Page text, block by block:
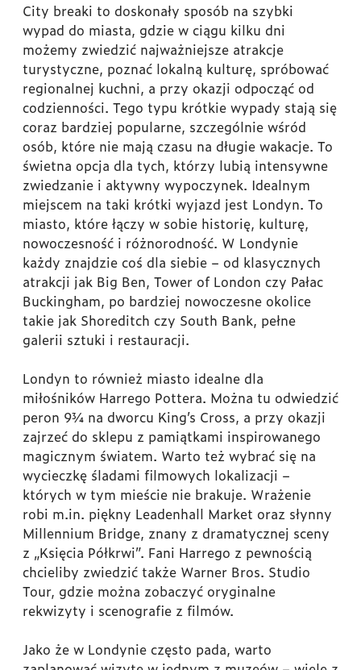
City breaki to doskonały sposób na szybki
wypad do miasta, gdzie w ciągu kilku dni
możemy zwiedzić najważniejsze atrakcje
turystyczne, poznać lokalną kulturę, spróbować
regionalnej kuchni, a przy okazji odpocząć od
codzienności. Tego typu krótkie wypady stają się
coraz bardziej popularne, szczególnie wśród
osób, które nie mają czasu na długie wakacje. To
świetna opcja dla tych, którzy lubią intensywne
zwiedzanie i aktywny wypoczynek. Idealnym
miejscem na taki krótki wyjazd jest Londyn. To
miasto, które łączy w sobie historię, kulturę,
nowoczesność i różnorodność. W Londynie
każdy znajdzie coś dla siebie – od klasycznych
atrakcji jak Big Ben, Tower of London czy Pałac
Buckingham, po bardziej nowoczesne okolice
takie jak Shoreditch czy South Bank, pełne
galerii sztuki i restauracji.
Londyn to również miasto idealne dla
miłośników Harrego Pottera. Można tu odwiedzić
peron 9¾ na dworcu King’s Cross, a przy okazji
zajrzeć do sklepu z pamiątkami inspirowanego
magicznym światem. Warto też wybrać się na
wycieczkę śladami filmowych lokalizacji –
których w tym mieście nie brakuje. Wrażenie
robi m.in. piękny Leadenhall Market oraz słynny
Millennium Bridge, znany z dramatycznej sceny
z „Księcia Półkrwi”. Fani Harrego z pewnością
chcieliby zwiedzić także Warner Bros. Studio
Tour, gdzie można zobaczyć oryginalne
rekwizyty i scenografie z filmów.
Jako że w Londynie często pada, warto